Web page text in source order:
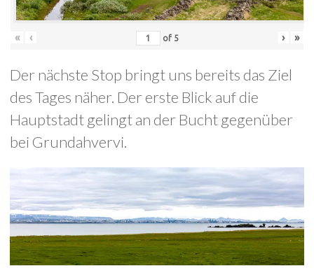
« ‹ of 5 › »
Der nächste Stop bringt uns bereits das Ziel
des Tages näher. Der erste Blick auf die
Hauptstadt gelingt an der Bucht gegenüber
bei Grundahvervi.